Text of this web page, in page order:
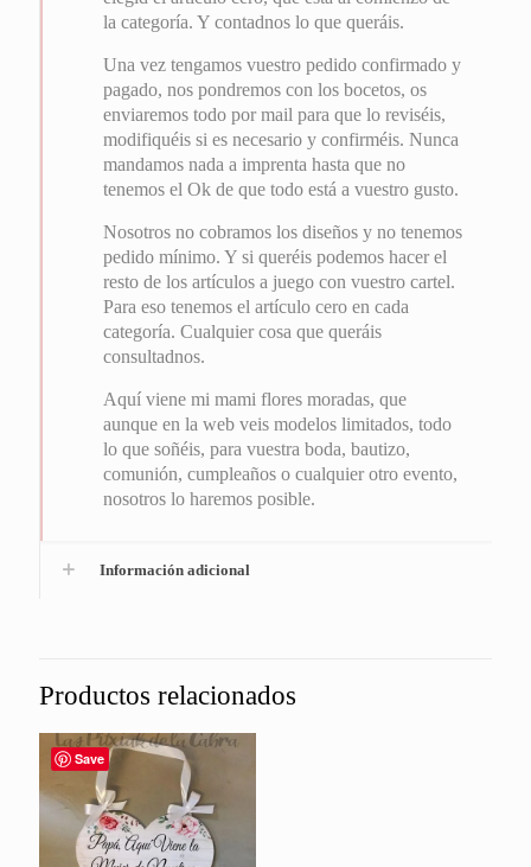
la categoría. Y contadnos lo que queráis.
Una vez tengamos vuestro pedido confirmado y
pagado, nos pondremos con los bocetos, os
enviaremos todo por mail para que lo reviséis,
modifiquéis si es necesario y confirméis. Nunca
mandamos nada a imprenta hasta que no
tenemos el Ok de que todo está a vuestro gusto.
Nosotros no cobramos los diseños y no tenemos
pedido mínimo. Y si queréis podemos hacer el
resto de los artículos a juego con vuestro cartel.
Para eso tenemos el artículo cero en cada
categoría. Cualquier cosa que queráis
consultadnos.
Aquí viene mi mami flores moradas, que
aunque en la web veis modelos limitados, todo
lo que soñéis, para vuestra boda, bautizo,
comunión, cumpleaños o cualquier otro evento,
nosotros lo haremos posible.
Información adicional
Productos relacionados
Save